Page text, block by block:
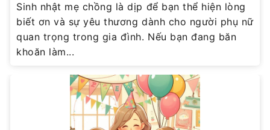
Sinh nhật mẹ chồng là dịp để bạn thể hiện lòng
biết ơn và sự yêu thương dành cho người phụ nữ
quan trọng trong gia đình. Nếu bạn đang băn
khoăn làm...